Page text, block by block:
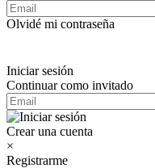
Olvidé mi contraseña
Iniciar sesión
Continuar como invitado
Crear una cuenta
×
Registrarme